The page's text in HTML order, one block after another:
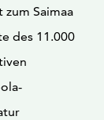
Saimaa
des 11.000